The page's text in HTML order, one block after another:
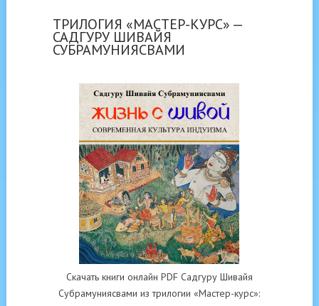
ТРИЛОГИЯ «МАСТЕР-КУРС» —
САДГУРУ ШИВАЙЯ
СУБРАМУНИЯСВАМИ
Скачать книги онлайн PDF Садгуру Шивайя
Субрамуниясвами из трилогии «Мастер-курс»: